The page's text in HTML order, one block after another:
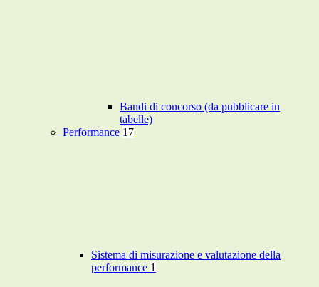
Bandi di concorso (da pubblicare in
tabelle)
Performance 17
Sistema di misurazione e valutazione della
performance 1